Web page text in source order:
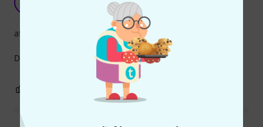
Freek1 20.12.2018
Dit is een prima kabel voor een prima prijs.
afwerking
EVALUATIE MELDEN